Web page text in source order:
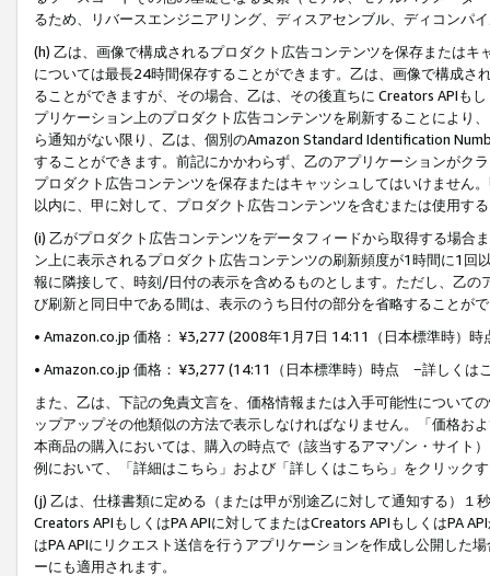
るため、リバースエンジニアリング、ディスアセンブル、ディコンパ
(h) 乙は、画像で構成されるプロダクト広告コンテンツを保存または
については最長24時間保存することができます。乙は、画像で構成
ることができますが、その場合、乙は、その後直ちに Creators APIも
プリケーション上のプロダクト広告コンテンツを刷新することにより
ら通知がない限り、乙は、個別のAmazon Standard Identification
することができます。前記にかかわらず、乙のアプリケーションがク
プロダクト広告コンテンツを保存またはキャッシュしてはいけません
以内に、甲に対して、プロダクト広告コンテンツを含むまたは使用す
(i) 乙がプロダクト広告コンテンツをデータフィードから取得する場合
ン上に表示されるプロダクト広告コンテンツの刷新頻度が1時間に1
報に隣接して、時刻/日付の表示を含めるものとします。ただし、乙
び刷新と同日中である間は、表示のうち日付の部分を省略することが
• Amazon.co.jp 価格： ¥3,277 (2008年1月7日 14:11（日本標準時）
• Amazon.co.jp 価格： ¥3,277 (14:11（日本標準時）時点 −詳しくは
また、乙は、下記の免責文言を、価格情報または入手可能性について
ップアップその他類似の方法で表示しなければなりません。「価格
本商品の購入においては、購入の時点で（該当するアマゾン・サイト
例において、「詳細はこちら」および「詳しくはこちら」をクリック
(j) 乙は、仕様書類に定める（または甲が別途乙に対して通知する）
Creators APIもしくはPA APIに対してまたはCreators APIもしくはPA
はPA APIにリクエスト送信を行うアプリケーションを作成し公開した
ーにも適用されます。